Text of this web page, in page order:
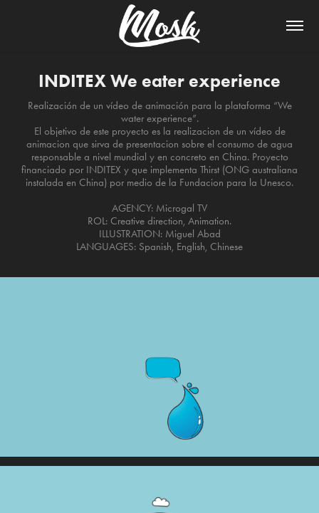
INDITEX We eater experience
Realización de un vídeo de animación para la plataforma “We
water experience”.
El objetivo de este proyecto es la realizacion de un vídeo de
animacion que sirva de presentacion sobre el consumo de agua
responsable a nivel mundial y en concreto en China. Proyecto
financiado por INDITEX y que implementa Thirst (ONG australiana
instalada en China) por medio de la Fundacion para la Unesco.
AGENCY: Microgal TV
ROL: Creative direction, Animation.
ILLUSTRATION: Miguel Abad
LANGUAGES: Spanish, English, Chinese